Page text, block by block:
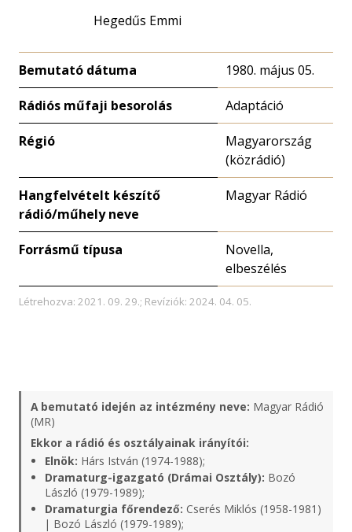
Hegedűs Emmi
Bemutató dátuma 1980. május 05.
Rádiós műfaji besorolás Adaptáció
Régió
Magyarország
(közrádió)
Hangfelvételt készítő
rádió/műhely neve
Magyar Rádió
Forrásmű típusa
Novella,
elbeszélés
Létrehozva: 2021. 09. 29.; Revíziók: 2024. 04. 05.
A bemutató idején az intézmény neve: Magyar Rádió
(MR)
Ekkor a rádió és osztályainak irányítói:
Elnök: Hárs István (1974-1988);
Dramaturg-igazgató (Drámai Osztály): Bozó
László (1979-1989);
Dramaturgia főrendező: Cserés Miklós (1958-1981)
| Bozó László (1979-1989);